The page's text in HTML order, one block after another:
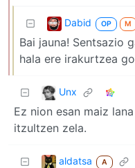
Dabid OP M
Bai jauna! Sentsazio
hala ere irakurtzea
Unx
Ez nion esan maiz
itzultzen zela.
aldatsa A